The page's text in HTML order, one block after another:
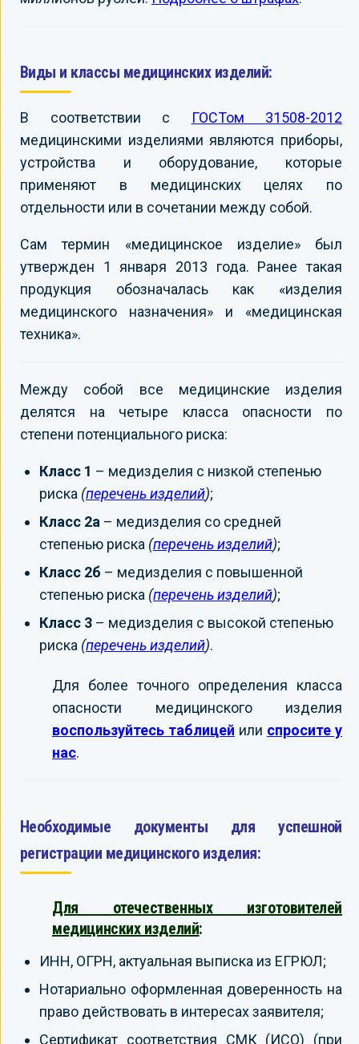
Виды и классы медицинских изделий:
В соответствии с
ГОСТом 31508-2012
медицинскими изделиями являются приборы,
устройства и оборудование, которые
применяют в медицинских целях по
отдельности или в сочетании между собой.
Сам термин «медицинское изделие» был
утвержден 1 января 2013 года. Ранее такая
продукция обозначалась как «изделия
медицинского назначения» и «медицинская
техника».
Между собой все медицинские изделия
делятся на четыре класса опасности по
степени потенциального риска:
Класс 1 – медизделия с низкой степенью
риска (перечень изделий);
Класс 2а – медизделия со средней
степенью риска (перечень изделий);
Класс 2б – медизделия с повышенной
степенью риска (перечень изделий);
Класс 3 – медизделия с высокой степенью
риска (перечень изделий).
Для более точного определения класса
опасности медицинского изделия
воспользуйтесь таблицей или спросите у
нас.
Необходимые документы для успешной
регистрации медицинского изделия:
Для отечественных изготовителей
медицинских изделий:
ИНН, ОГРН, актуальная выписка из ЕГРЮЛ;
Нотариально оформленная доверенность на
право действовать в интересах заявителя;
Сертификат соответствия СМК (ИСО) (при